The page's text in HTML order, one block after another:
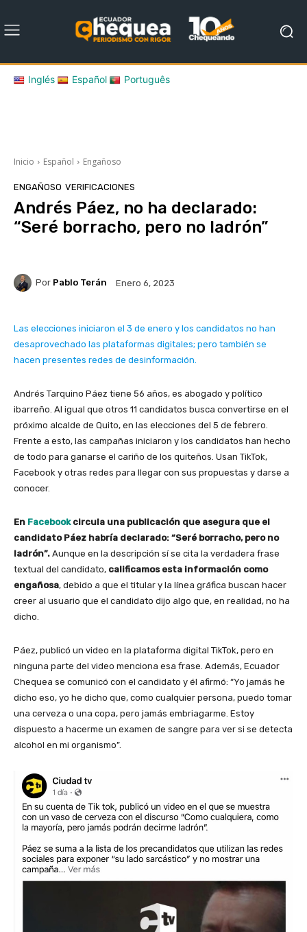
Inglés Español Português
Inicio Español Engañoso
ENGAÑOSO VERIFICACIONES
Andrés Páez, no ha declarado:
“Seré borracho, pero no ladrón”
Por Pablo Terán Enero 6, 2023
Las elecciones iniciaron el 3 de enero y los candidatos no han
desaprovechado las plataformas digitales; pero también se
hacen presentes redes de desinformación.
Andrés Tarquino Páez tiene 56 años, es abogado y político
ibarreño. Al igual que otros 11 candidatos busca convertirse en el
próximo alcalde de Quito, en las elecciones del 5 de febrero.
Frente a esto, las campañas iniciaron y los candidatos han hecho
de todo para ganarse el cariño de los quiteños. Usan TikTok,
Facebook y otras redes para llegar con sus propuestas y darse a
conocer.
En Facebookcircula una publicación que asegura que el
candidato Páez habría declarado: “Seré borracho, pero no
ladrón”. Aunque en la descripción sí se cita la verdadera frase
textual del candidato, calificamos esta información como
engañosa, debido a que el titular y la línea gráfica buscan hacer
creer al usuario que el candidato dijo algo que, en realidad, no ha
dicho.
Páez, publicó un video en la plataforma digital TikTok, pero en
ninguna parte del video menciona esa frase. Además, Ecuador
Chequea se comunicó con el candidato y él afirmó: “Yo jamás he
dicho eso, yo he dicho que, como cualquier persona, puedo tomar
una cerveza o una copa, pero jamás embriagarme. Estoy
dispuesto a hacerme un examen de sangre para ver si se detecta
alcohol en mi organismo”.